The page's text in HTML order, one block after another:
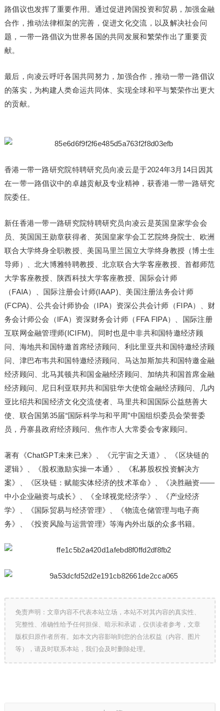
路倡议也发挥了重要作用。通过促进跨国投资和贸易，加强金融
合作，推动法律框架的完善，促进文化交流，以及解决社会问
题，一带一路倡议为世界各国的共同发展和繁荣作出了重要贡
献。
最后，向凌云呼吁各国共同努力，加强合作，推动一带一路倡议
的落实，为构建人类命运共同体、实现全球和平与繁荣作出更大
的贡献。
香港一带一路研究院特聘研究员向凌云是于2024年3月14日因其
在一带一路倡议中的卓越贡献及专业精神，获香港一带一路研究
院委任。
新任香港一带一路研究院特聘研究员向凌云是英国皇家学会会
员、英国国王勋章获得者、英国皇家学会工艺院终身院士、欧洲
联合大学终身全职教授、美国马里兰国立大学终身教授（博士生
导师）、北大博雅特聘教授、北京联合大学客座教授、首都师范
大学客座教授、陕西科技大学客座教授、国际会计师
（FAIA）、国际注册会计师(IAAP)、美国注册法务会计师
(FCPA)、公共会计师协会（IPA）资深公共会计师（FIPA）、财
务会计师公会（IFA）资深财务会计师（FFA FIPA）、国际注册
互联网金融管理师(ICIFM)。同时也是中非共和国特邀经济顾
问、海地共和国特邀首席经济顾问、利比里亚共和国特邀经济顾
问、津巴布韦共和国特邀经济顾问、马达加斯加共和国特邀金融
经济顾问、北马其顿共和国金融经济顾问、加纳共和国首席金融
经济顾问、尼日利亚联邦共和国驻华大使馆金融经济顾问、几内
亚比绍共和国经济文化交流使者、马里共和国国际公益慈善大
使、联合国第35届“国际科学与和平周”中国组织委员会荣誉委
员，丹寨县政府经济顾问、焦作市人大常委会专家顾问。
著有《ChatGPT未来已来》、《元宇宙之天道》、《区块链的
逻辑》、《股权激励实操一本通》、《私募股权投资解决方
案》、《区块链：赋能实体经济的技术革命》、《决胜融资——
中小企业融资与成长》、《全球视觉经济学》、《产业经济
学》、《国际贸易与经济管理》、《物流仓储管理与电子商
务》、《投资风险与运营管理》等海内外出版的众多书籍。
免责声明：文章内容不代表本站立场，本站不对其内容的真实性、
完整性、准确性给予任何担保、暗示和承诺，仅供读者参考，文章
版权归原作者所有。如本文内容影响到您的合法权益（内容、图片
等），请及时联系本站，我们会及时删除处理。